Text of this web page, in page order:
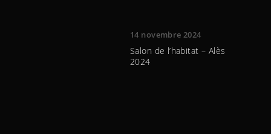
14 novembre 2024
Salon de l’habitat – Alès
2024